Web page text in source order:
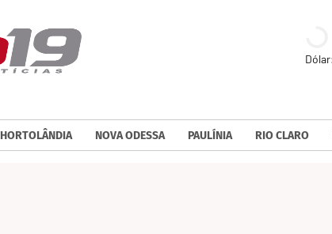
HORTOLÂNDIA NOVA ODESSA PAULÍNIA RIO CLARO